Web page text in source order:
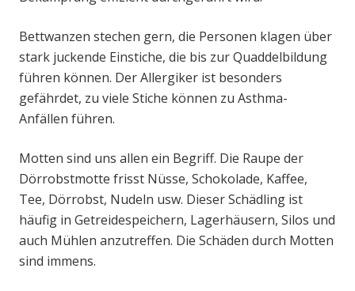
Bettwanzen stechen gern, die Personen klagen über
stark juckende Einstiche, die bis zur Quaddelbildung
führen können. Der Allergiker ist besonders
gefährdet, zu viele Stiche können zu Asthma-
Anfällen führen.
Motten sind uns allen ein Begriff. Die Raupe der
Dörrobstmotte frisst Nüsse, Schokolade, Kaffee,
Tee, Dörrobst, Nudeln usw. Dieser Schädling ist
häufig in Getreidespeichern, Lagerhäusern, Silos und
auch Mühlen anzutreffen. Die Schäden durch Motten
sind immens.